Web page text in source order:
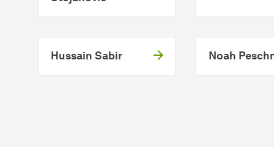
Hussain Sabir Noah